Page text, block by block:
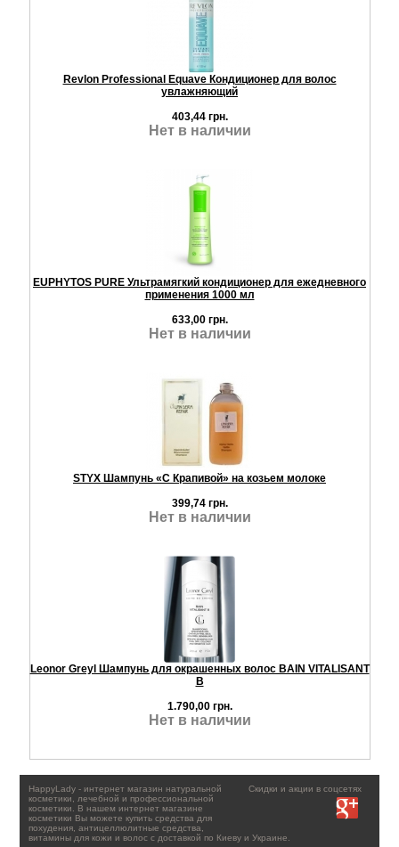
Revlon Professional Equave Кондиционер для волос
увлажняющий
403,44 грн.
Нет в наличии
EUPHYTOS PURE Ультрамягкий кондиционер для ежедневного
применения 1000 мл
633,00 грн.
Нет в наличии
STYX Шампунь «С Крапивой» на козьем молоке
399,74 грн.
Нет в наличии
Leonor Greyl Шампунь для окрашенных волос BAIN VITALISANT
B
1.790,00 грн.
Нет в наличии
Скидки и акции в соцсетях
HappyLady - интернет магазин натуральной
косметики, лечебной и профессиональной
косметики. В нашем интернет магазине
косметики Вы можете купить средства для
похудения, антицеллюлитные средства,
витамины для кожи и волос с доставкой по Киеву и Украине.